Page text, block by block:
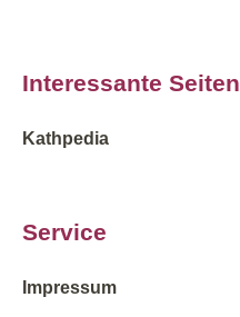
Interessante Seiten
Kathpedia
Service
Impressum